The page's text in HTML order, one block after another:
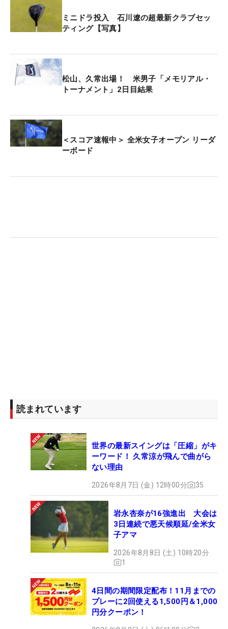
3R 17番パー3（228ヤード、4I）
・2022年「中日クラウンズ」第3R 7番パー
3（181ヤード、8I）
3（171ヤード、8I）
米国男子ツアー
3（185ヤード、6I）
・2015年「クイッケンローンズナショナル」第
1R 4番パー3（178ヤード、8I）
ミニドラ投入 石川遼の超最新クラブセッ
ティング【写真】
松山、久常出場！ 米男子「メモリアル・
トーナメント」2日目結果
＜スコア速報中＞ 全米女子オープン リーダ
ーボード
読まれています
世界の最新スイングは「圧縮」がキ
ーワード！ 久常涼が飛んで曲がら
ない理由
2026年8月7日 (金) 12時00分 35
岩永杏奈が16強進出 大会は
3日連続で悪天候順延/全米女
子アマ
2026年8月8日 (土) 10時20分
1
4日間の期間限定配布！11月までの
プレーに2回使える1,500円＆1,000
円分クーポン！